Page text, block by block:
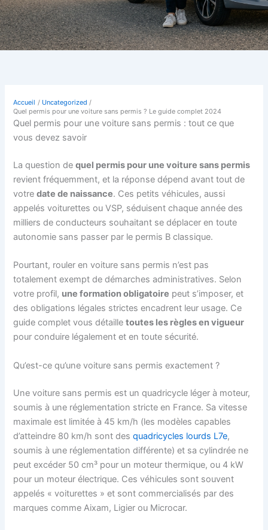
Accueil
Uncategorized
Quel permis pour une voiture sans permis ? Le guide complet 2024
Quel permis pour une voiture sans permis : tout ce que
vous devez savoir
La question dequel permis pour une voiture sans permis
revient fréquemment, et la réponse dépend avant tout de
votredate de naissance. Ces petits véhicules, aussi
appelés voiturettes ou VSP, séduisent chaque année des
milliers de conducteurs souhaitant se déplacer en toute
autonomie sans passer par le permis B classique.
Pourtant, rouler en voiture sans permis n’est pas
totalement exempt de démarches administratives. Selon
votre profil, une formation obligatoire peut s’imposer, et
des obligations légales strictes encadrent leur usage. Ce
guide complet vous détailletoutes les règles en vigueur
pour conduire légalement et en toute sécurité.
Qu’est-ce qu’une voiture sans permis exactement ?
Une voiture sans permis est un quadricycle léger à moteur,
soumis à une réglementation stricte en France. Sa vitesse
maximale est limitée à 45 km/h (les modèles capables
d’atteindre 80 km/h sont desquadricycles lourds L7e,
soumis à une réglementation différente) et sa cylindrée ne
peut excéder 50 cm³ pour un moteur thermique, ou 4 kW
pour un moteur électrique. Ces véhicules sont souvent
appelés « voiturettes » et sont commercialisés par des
marques comme Aixam, Ligier ou Microcar.